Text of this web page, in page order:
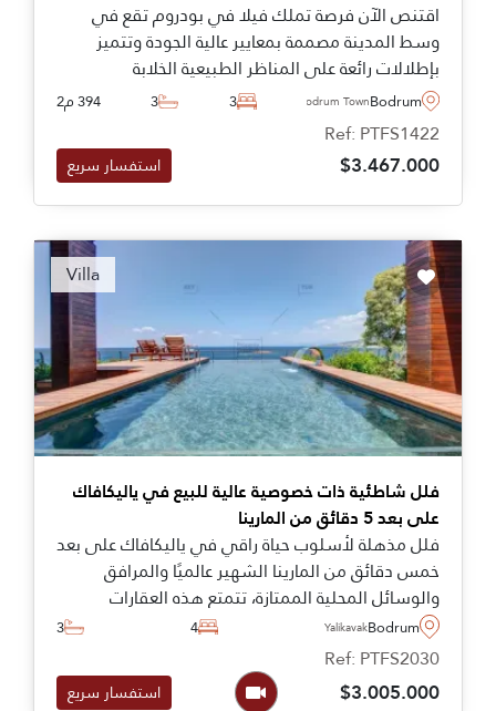
اقتنص الآن فرصة تملك فيلا في بودروم تقع في
وسط المدينة مصممة بمعايير عالية الجودة وتتميز
بإطلالات رائعة على المناظر الطبيعية الخلابة
والمساحات الخضراء والحدائق الواسعة والبحر. الفيلا
تعد من أفضل العقارات المتاحة للبيع في بودروم لما
تتميز به من موقع متميز وتصميمات عصرية ومساحات
واسعة.
Bodrum
Bodrum Town
3
3 394 م2
Ref: PTFS1422
$3.467.000 استفسار سريع
Villa
Recommended
فلل شاطئية ذات خصوصية عالية للبيع في ياليكافاك
على بعد 5 دقائق من المارينا
فلل مذهلة لأسلوب حياة راقي في ياليكافاك على بعد
خمس دقائق من المارينا الشهير عالميًا والمرافق
والوسائل المحلية الممتازة، تتمتع هذه العقارات
بإمكانية الوصول الخاص إلى الشاطئ ومسبح مشترك
ضخم.
Bodrum
Yalikavak
4
3
Ref: PTFS2030
$3.005.000 استفسار سريع